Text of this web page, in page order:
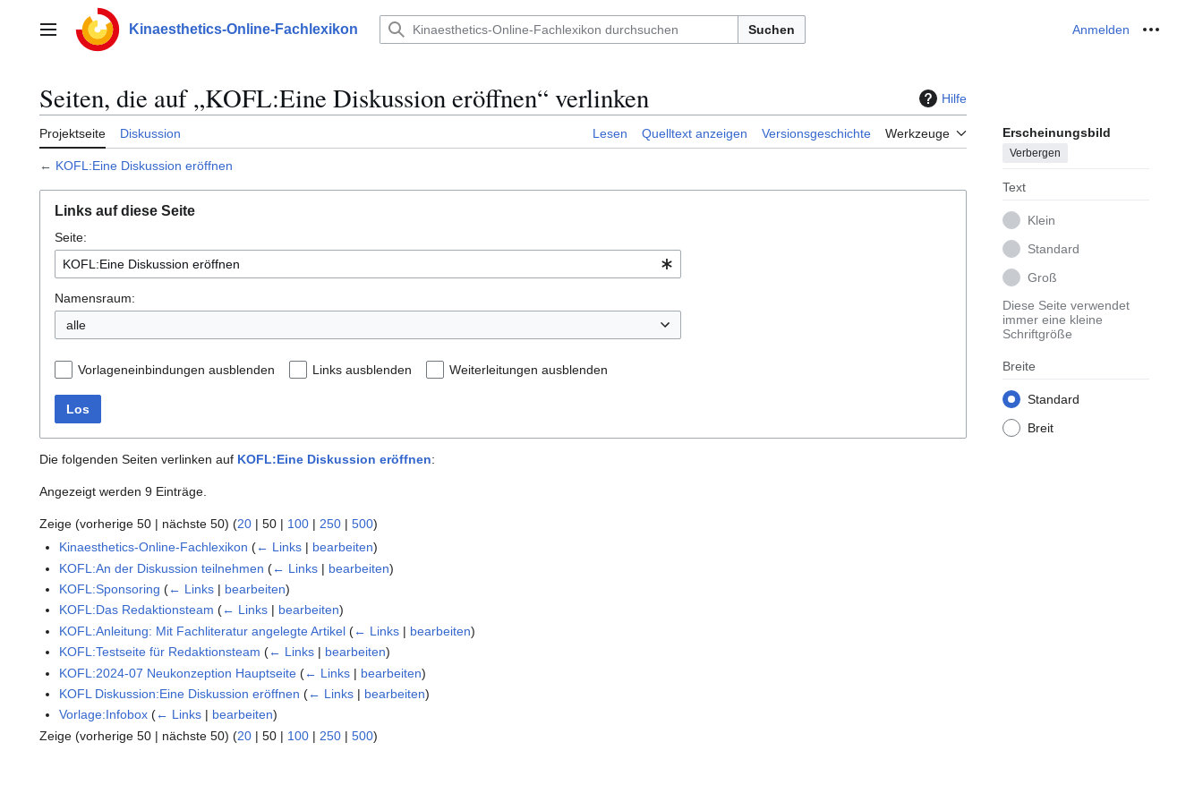
springenHauptmenü Kinaesthetics-Online-Fachlexikon Suchen Anmelden Meine
Seiten, die auf „KOFL:Eine Diskussion eröffnen“ verlinken Hilfe
Projektseite Diskussion Lesen Quelltext anzeigen Versionsgeschichte Werkzeuge Erscheinungsbild
Verbergen
Text
Klein
Standard
Groß
Diese Seite verwendet
immer eine kleine
Schriftgröße
Breite
Standard
Breit
← KOFL:Eine Diskussion eröffnen
Links auf diese Seite
Seite:
Namensraum:
alle
Vorlageneinbindungen ausblenden Links ausblenden Weiterleitungen ausblenden
Los
Die folgenden Seiten verlinken auf KOFL:Eine Diskussion eröffnen:
Angezeigt werden 9 Einträge.
Zeige (vorherige 50 | nächste 50) (20 | 50 | 100 | 250 | 500)
Kinaesthetics-Online-Fachlexikon (← Links | bearbeiten)
KOFL:An der Diskussion teilnehmen (← Links | bearbeiten)
KOFL:Sponsoring (← Links | bearbeiten)
KOFL:Das Redaktionsteam (← Links | bearbeiten)
KOFL:Anleitung: Mit Fachliteratur angelegte Artikel (← Links | bearbeiten)
KOFL:Testseite für Redaktionsteam (← Links | bearbeiten)
KOFL:2024-07 Neukonzeption Hauptseite (← Links | bearbeiten)
KOFL Diskussion:Eine Diskussion eröffnen (← Links | bearbeiten)
Vorlage:Infobox (← Links | bearbeiten)
Zeige (vorherige 50 | nächste 50) (20 | 50 | 100 | 250 | 500)